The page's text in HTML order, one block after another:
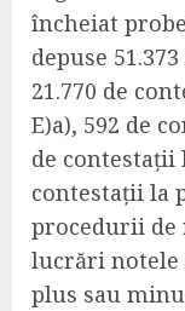
încheiat
depuse
21.770 de
E)a), 592 de
de contestații
contestații la
procedurii de
lucrări notele
plus sau